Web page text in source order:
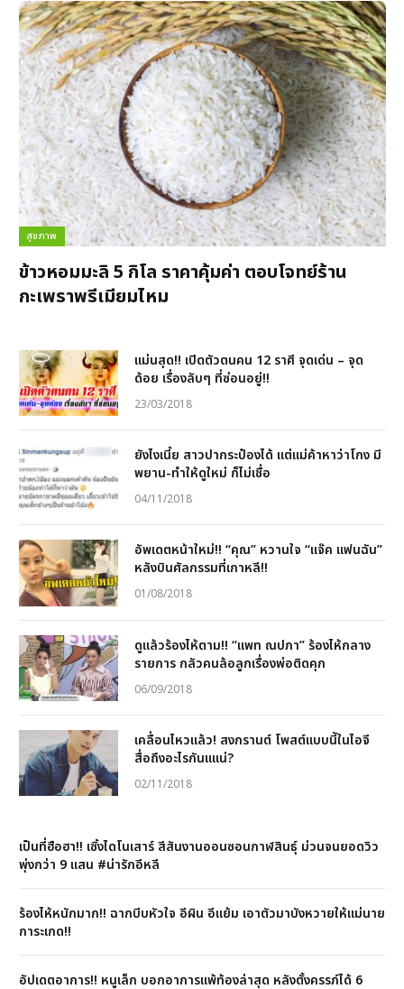
สุขภาพ
ข้าวหอมมะลิ 5 กิโล ราคาคุ้มค่า ตอบโจทย์ร้าน
กะเพราพรีเมียมไหม
แม่นสุด!! เปิดตัวตนคน 12 ราศี จุดเด่น – จุด
ด้อย เรื่องลับๆ ที่ซ่อนอยู่!!
23/03/2018
ยังไงเนี้ย สาวปากระป๋องได้ แต่แม่ค้าหาว่าโกง มี
พยาน-ทำให้ดูใหม่ ก็ไม่เชื่อ
04/11/2018
อัพเดตหน้าใหม่!! “คุณ” หวานใจ “แจ๊ค แฟนฉัน”
หลังบินศัลกรรมที่เกาหลี!!
01/08/2018
ดูแล้วร้องไห้ตาม!! “แพท ณปภา” ร้องไห้กลาง
รายการ กลัวคนล้อลูกเรื่องพ่อติดคุก
06/09/2018
เคลื่อนไหวแล้ว! สงกรานต์ โพสต์แบบนีัในไอจี
สื่อถึงอะไรกันแแน่?
02/11/2018
เป็นที่ฮือฮา!! เซิ้งไดโนเสาร์ สีสันงานออนซอนกาฬสินธุ์ ม่วนจนยอดวิว
พุ่งกว่า 9 แสน #น่ารักอีหลี
ร้องไห้หนักมาก!! ฉากบีบหัวใจ อีผิน อีแย้ม เอาตัวมาบังหวายให้แม่นาย
การะเกด!!
อัปเดตอาการ!! หนูเล็ก บอกอาการแพ้ท้องล่าสุด หลังตั้งครรภ์ได้ 6